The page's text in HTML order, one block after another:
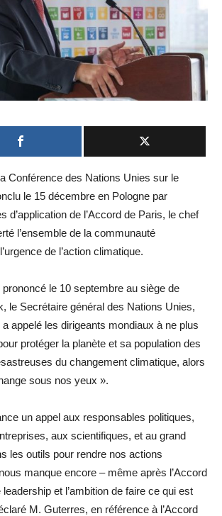
Conférence des Nations Unies sur le
le 15 décembre en Pologne par
d’application de l’Accord de Paris, le chef
l’ensemble de la communauté
de l’action climatique.
le 10 septembre au siège de
le Secrétaire général des Nations Unies,
appelé les dirigeants mondiaux à ne plus
protéger la planète et sa population des
du changement climatique, alors
sous nos yeux ».
un appel aux responsables politiques,
aux scientifiques, et au grand
les outils pour rendre nos actions
manque encore – même après l’Accord
leadership et l’ambition de faire ce qui est
M. Guterres, en référence à l’Accord